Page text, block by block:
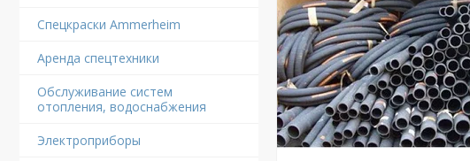
Спецкраски Ammerheim
Аренда спецтехники
Обслуживание систем
отопления, водоснабжения
Электроприборы